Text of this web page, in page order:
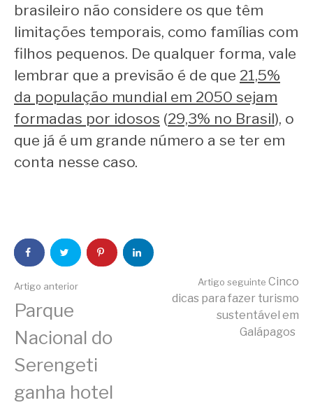
brasileiro não considere os que têm
limitações temporais, como famílias com
filhos pequenos. De qualquer forma, vale
lembrar que a previsão é de que 21,5%
da população mundial em 2050 sejam
formadas por idosos (29,3% no Brasil), o
que já é um grande número a se ter em
conta nesse caso.
Continue
lendo
Artigo anterior
Parque
Nacional do
Serengeti
ganha hotel
Artigo seguinte Cinco
dicas para fazer turismo
sustentável em
Galápagos